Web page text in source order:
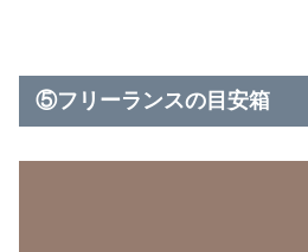
⑤フリーランスの目安箱